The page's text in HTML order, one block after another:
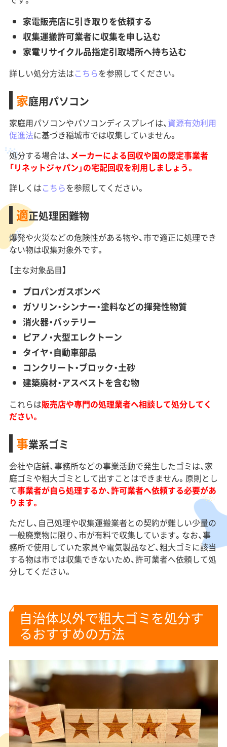
家電販売店に引き取りを依頼する
収集運搬許可業者に収集を申し込む
家電リサイクル品指定引取場所へ持ち込む
詳しい処分方法はこちらを参照してください。
家庭用パソコン
家庭用パソコンやパソコンディスプレイは、 資源有効利用
促進法に基づき稲城市では収集していません。
処分する場合は、 メーカーによる回収や国の認定事業者
「リネットジャパン」の宅配回収を利用しましょう。
詳しくはこちらを参照してください。
適正処理困難物
爆発や火災などの危険性がある物や、市で適正に処理でき
ない物は収集対象外です。
【主な対象品目】
プロパンガスボンベ
ガソリン・シンナー・塗料などの揮発性物質
消火器・バッテリー
ピアノ・大型エレクトーン
タイヤ・自動車部品
コンクリート・ブロック・土砂
建築廃材・アスベストを含む物
これらは販売店や専門の処理業者へ相談して処分してく
ださい。
事業系ゴミ
会社や店舗、事務所などの事業活動で発生したゴミは、家
庭ゴミや粗大ゴミとして出すことはできません。原則とし
て事業者が自ら処理するか、許可業者へ依頼する必要があ
ります。
ただし、自己処理や収集運搬業者との契約が難しい少量の
一般廃棄物に限り、市が有料で収集しています。なお、事
務所で使用していた家具や電気製品など、粗大ゴミに該当
する物は市では収集できないため、許可業者へ依頼して処
分してください。
自治体以外で粗大ゴミを処分す
るおすすめの方法